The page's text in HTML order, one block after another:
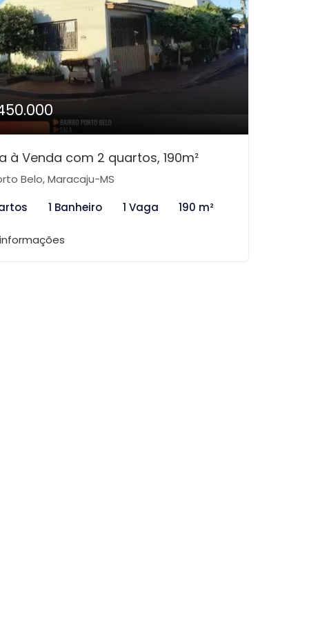
à Venda com 2 quartos, 190m²
Belo, Maracaju-MS
1 Banheiro 1 Vaga 190 m²